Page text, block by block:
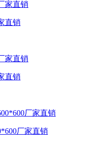
直销
直销
厂家直销